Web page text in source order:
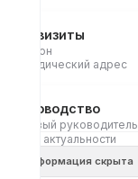
Реквизиты
Регион
Юридический адрес
Руководство
Первый руководитель
Дата актуальности
Информация скрыта